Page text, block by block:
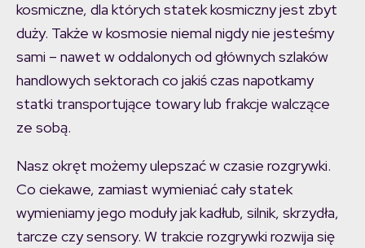
kosmiczne, dla których statek kosmiczny jest zbyt
duży. Także w kosmosie niemal nigdy nie jesteśmy
sami – nawet w oddalonych od głównych szlaków
handlowych sektorach co jakiś czas napotkamy
statki transportujące towary lub frakcje walczące
ze sobą.
Nasz okręt możemy ulepszać w czasie rozgrywki.
Co ciekawe, zamiast wymieniać cały statek
wymieniamy jego moduły jak kadłub, silnik, skrzydła,
tarcze czy sensory. W trakcie rozgrywki rozwija się